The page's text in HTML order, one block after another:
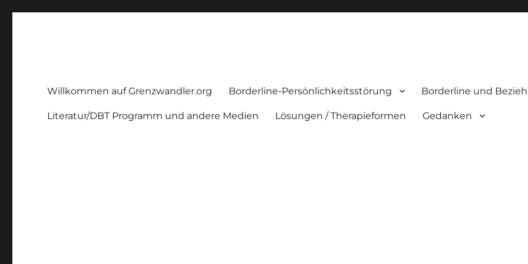
Willkommen auf Grenzwandler.org Borderline-Persönlichkeitsstörung Borderline und
Literatur/DBT Programm und andere Medien Lösungen / Therapieformen Gedanken